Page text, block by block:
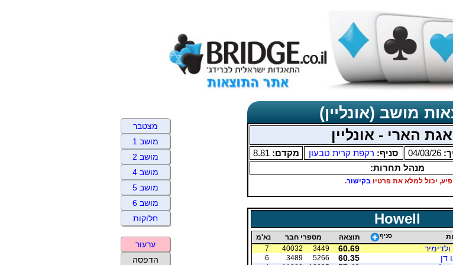
מושב (אונליין)
הארי - אונליין
04/03/26 סניף: רקפת קרית טבעון מקדם: 8.81
מנהל תחרות:
יכול למלא את פרטיובקישור.
Howell
סניף תוצאה מספרי חבר
נא'מ
60.69
3449
40032
7
דן 60.35
5266
3489
6
מצטבר
מושב 1
מושב 2
מושב 4
מושב 5
מושב 6
חלוקות
ערעור
הדפסה